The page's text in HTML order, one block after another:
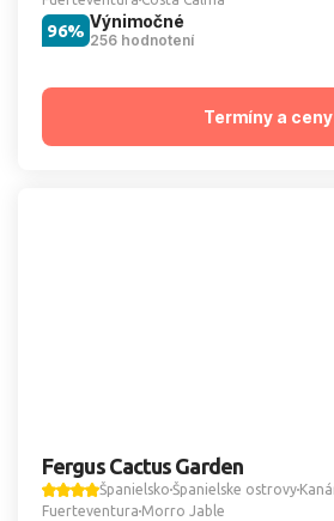
Výnimočné
256 hodnotení
96%
Termíny a ceny
Fergus Cactus Garden
Španielsko Španielske ostrovy
Fuerteventura Morro Jable